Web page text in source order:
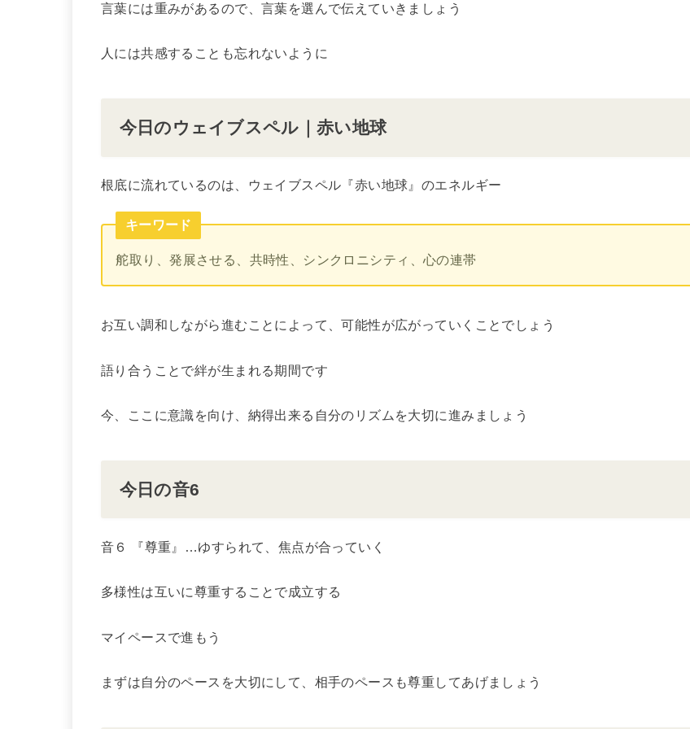
言葉には重みがあるので、言葉を選んで伝えていきましょう
人には共感することも忘れないように
今日のウェイブスペル｜赤い地球
根底に流れているのは、ウェイブスペル『赤い地球』のエネルギー
キーワード
舵取り、発展させる、共時性、シンクロニシティ、心の連帯
お互い調和しながら進むことによって、可能性が広がっていくことでしょう
語り合うことで絆が生まれる期間です
今、ここに意識を向け、納得出来る自分のリズムを大切に進みましょう
今日の音6
音６ 『尊重』…ゆすられて、焦点が合っていく
多様性は互いに尊重することで成立する
マイペースで進もう
まずは自分のペースを大切にして、相手のペースも尊重してあげましょう